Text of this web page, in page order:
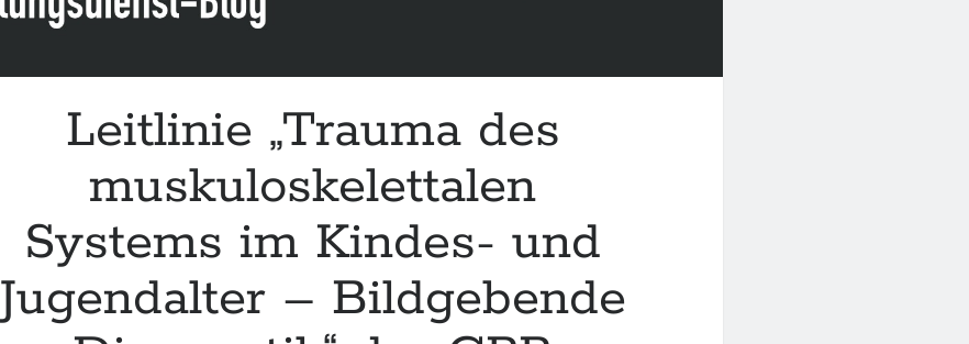
Leitlinie „Trauma des
muskuloskelettalen
Systems im Kindes- und
Jugendalter – Bildgebende